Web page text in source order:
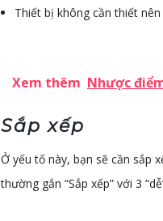
Thiết bị không cần thiết
Xem thêm Nhược
Sắp xếp
Ở yếu tố này, bạn sẽ cần sắp
thường gắn “Sắp xếp” với 3